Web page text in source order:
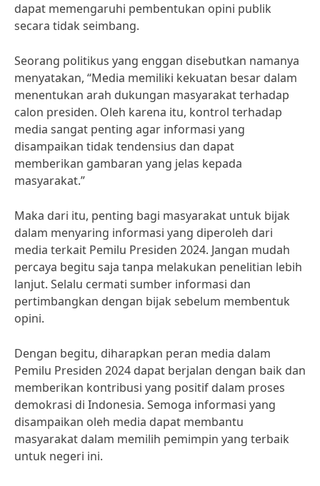
dapat memengaruhi pembentukan opini publik
secara tidak seimbang.
Seorang politikus yang enggan disebutkan namanya
menyatakan, “Media memiliki kekuatan besar dalam
menentukan arah dukungan masyarakat terhadap
calon presiden. Oleh karena itu, kontrol terhadap
media sangat penting agar informasi yang
disampaikan tidak tendensius dan dapat
memberikan gambaran yang jelas kepada
masyarakat.”
Maka dari itu, penting bagi masyarakat untuk bijak
dalam menyaring informasi yang diperoleh dari
media terkait Pemilu Presiden 2024. Jangan mudah
percaya begitu saja tanpa melakukan penelitian lebih
lanjut. Selalu cermati sumber informasi dan
pertimbangkan dengan bijak sebelum membentuk
opini.
Dengan begitu, diharapkan peran media dalam
Pemilu Presiden 2024 dapat berjalan dengan baik dan
memberikan kontribusi yang positif dalam proses
demokrasi di Indonesia. Semoga informasi yang
disampaikan oleh media dapat membantu
masyarakat dalam memilih pemimpin yang terbaik
untuk negeri ini.